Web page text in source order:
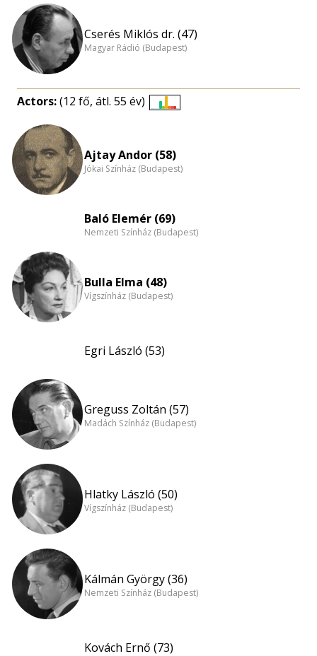
Cserés Miklós dr. (47)
Magyar Rádió (Budapest)
Actors:(12 fő, átl. 55 év)
nagyítása
Ajtay Andor (58)
Jókai Színház (Budapest)
Baló Elemér (69)
Nemzeti Színház (Budapest)
Bulla Elma (48)
Vígszínház (Budapest)
Egri László (53)
Greguss Zoltán (57)
Madách Színház (Budapest)
Hlatky László (50)
Vígszínház (Budapest)
Kálmán György (36)
Nemzeti Színház (Budapest)
Kovách Ernő (73)